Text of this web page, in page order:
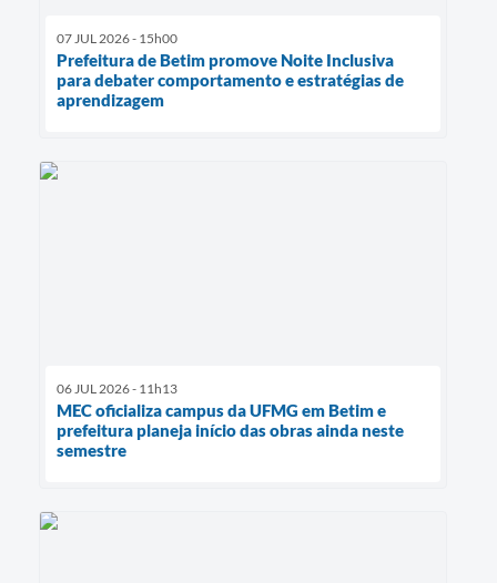
07 JUL 2026 - 15h00
Prefeitura de Betim promove Noite Inclusiva
para debater comportamento e estratégias de
aprendizagem
06 JUL 2026 - 11h13
MEC oficializa campus da UFMG em Betim e
prefeitura planeja início das obras ainda neste
semestre